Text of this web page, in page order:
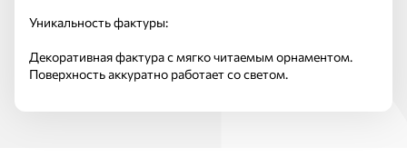
Уникальность фактуры:
Декоративная фактура с мягко читаемым орнаментом.
Поверхность аккуратно работает со светом.